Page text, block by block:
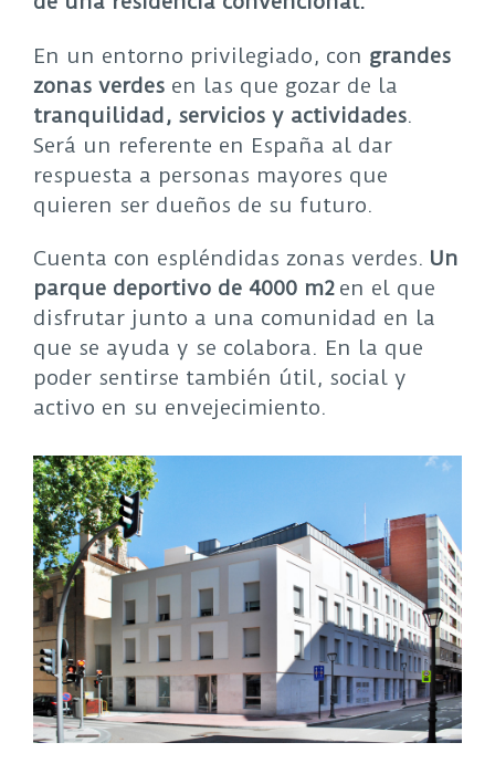
En un entorno privilegiado, con grandes
zonas verdes en las que gozar de la
tranquilidad, servicios y actividades.
Será un referente en España al dar
respuesta a personas mayores que
quieren ser dueños de su futuro.
Cuenta con espléndidas zonas verdes. Un
parque deportivo de 4000 m2 en el que
disfrutar junto a una comunidad en la
que se ayuda y se colabora. En la que
poder sentirse también útil, social y
activo en su envejecimiento.